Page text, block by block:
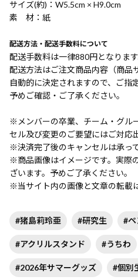
サイズ(約)：W5.5cm × H9.0cm
素 材：紙
配送方法・配送手数料について
配送手数料は一律880円となります
配送方法はご注文商品内容（商品
自動的に決定されますので、ご指
予めご確認・ご了承ください。
※メンバーの卒業、チーム・グル
セル及び変更のご要望にはご対応
※決済完了後のキャンセルは承っ
※商品画像はイメージです。実際
ざいます。予めご了承ください。
※当サイト内の画像と文章の転載
#猪島莉玲亜 #研究生 #ペ
#アクリルスタンド #うちわ
#2026年サマーグッズ #個別